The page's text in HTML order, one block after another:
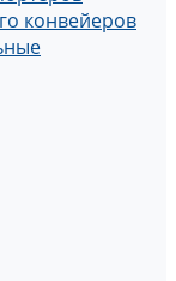
конвейеров